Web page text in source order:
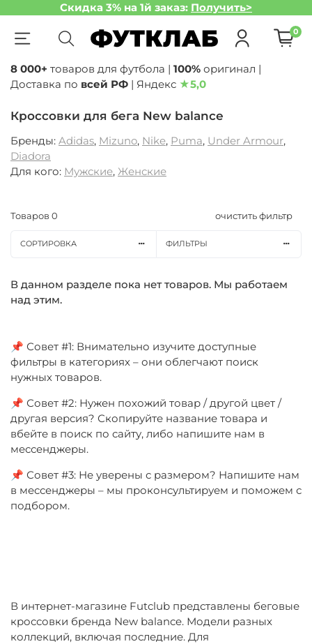
Скидка 3% на 1й заказ: Получить>
0
8 000+ товаров для футбола | 100% оригинал |
Доставка по всей РФ | Яндекс ★5,0
Кроссовки для бега New balance
Бренды: Adidas, Mizuno, Nike, Puma, Under Armour,
Diadora
Для кого: Мужские, Женские
Товаров 0 очистить фильтр
СОРТИРОВКА ФИЛЬТРЫ
В данном разделе пока нет товаров. Мы работаем
над этим.
📌 Совет #1: Внимательно изучите доступные
фильтры в категориях – они облегчают поиск
нужных товаров.
📌 Совет #2: Нужен похожий товар / другой цвет /
другая версия? Скопируйте название товара и
вбейте в поиск по сайту, либо напишите нам в
мессенджеры.
📌 Совет #3: Не уверены с размером? Напишите нам
в мессенджеры – мы проконсультируем и поможем с
подбором.
В интернет-магазине Futclub представлены беговые
кроссовки бренда New balance. Модели разных
коллекций, включая последние. Для